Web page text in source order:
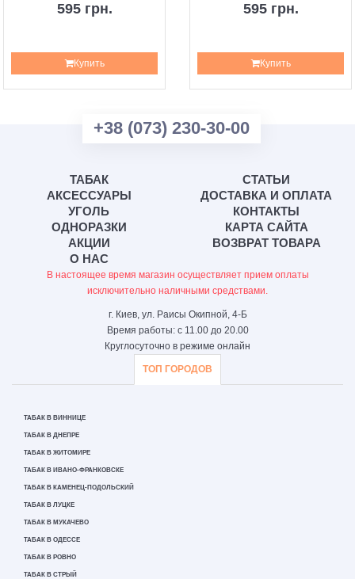
595 грн.
Купить
595 грн.
Купить
+38 (073) 230-30-00
ТАБАК
АКСЕССУАРЫ
УГОЛЬ
ОДНОРАЗКИ
АКЦИИ
О НАС
СТАТЬИ
ДОСТАВКА И ОПЛАТА
КОНТАКТЫ
КАРТА САЙТА
ВОЗВРАТ ТОВАРА
В настоящее время магазин осуществляет прием оплаты
исключительно наличными средствами.
г. Киев, ул. Раисы Окипной, 4-Б
Время работы: с 11.00 до 20.00
Круглосуточно в режиме онлайн
ТОП ГОРОДОВ
ТАБАК В ВИННИЦЕ
ТАБАК В ДНЕПРЕ
ТАБАК В ЖИТОМИРЕ
ТАБАК В ИВАНО-ФРАНКОВСКЕ
ТАБАК В КАМЕНЕЦ-ПОДОЛЬСКИЙ
ТАБАК В ЛУЦКЕ
ТАБАК В МУКАЧЕВО
ТАБАК В ОДЕССЕ
ТАБАК В РОВНО
ТАБАК В СТРЫЙ